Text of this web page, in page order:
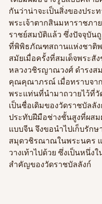
กันว่าน่าจะเป็นสิ่งของประ
พระเจ้าตากสินมหาราชภา
ราชย์สมบัติแล้ว ซึ่งปัจจุบัน
ที่พิพิธภัณฑสถานแห่งชาติพ
สมัยเมื่อครั้งที่สมเด็จพระสั
หลวงวชิรญาณวงศ์ ดำรง
คุณคุณาภรณ์ เมื่อทราบจา
พระแท่นที่นำมาถวายไว้ที่วั
เป็นชื่อเดิมของวัดราชบัลลั
ประทับฝีมือช่างชั้นสูงที่ผส
แบบจีน จึงขอนำไปเก็บรัก
สมุดวชิรณาณในพระนคร
วางเท้าไปด้วย ซึ่งเป็นหนึ่ง
สำคัญของวัดราชบัลลังก์